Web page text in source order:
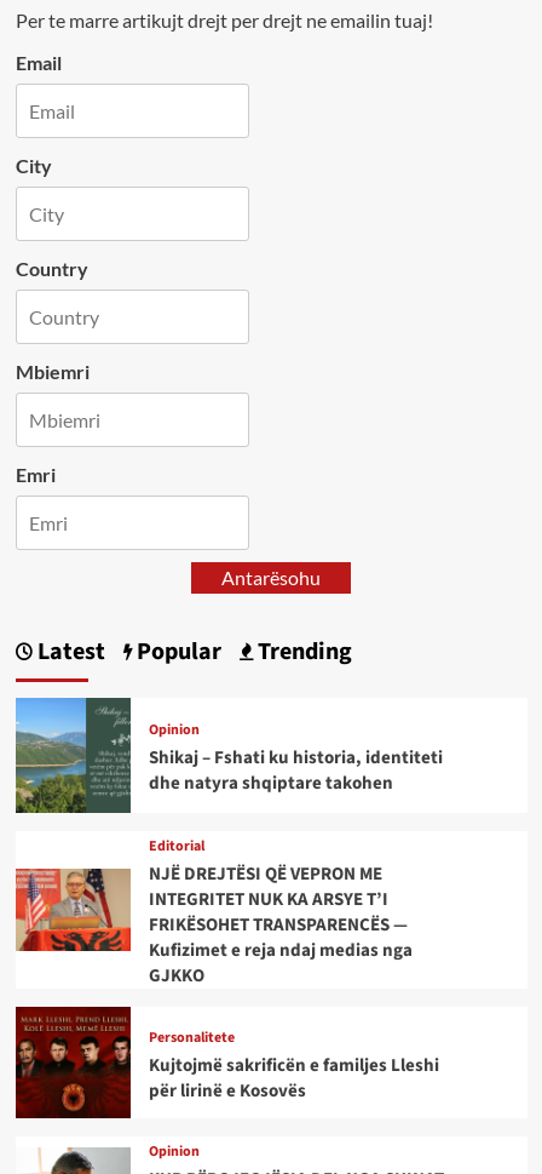
Per te marre artikujt drejt per drejt ne emailin tuaj!
Email
City
Country
Mbiemri
Emri
Antarësohu
Latest Popular Trending
Opinion
Shikaj – Fshati ku historia, identiteti
dhe natyra shqiptare takohen
Editorial
NJË DREJTËSI QË VEPRON ME
INTEGRITET NUK KA ARSYE T’I
FRIKËSOHET TRANSPARENCËS —
Kufizimet e reja ndaj medias nga
GJKKO
Personalitete
Kujtojmë sakrificën e familjes Lleshi
për lirinë e Kosovës
Opinion